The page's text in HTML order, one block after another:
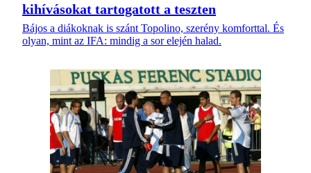
kihívásokat tartogatott a teszten
Bájos a diákoknak is szánt Topolino, szerény komforttal. És
olyan, mint az IFA: mindig a sor elején halad.